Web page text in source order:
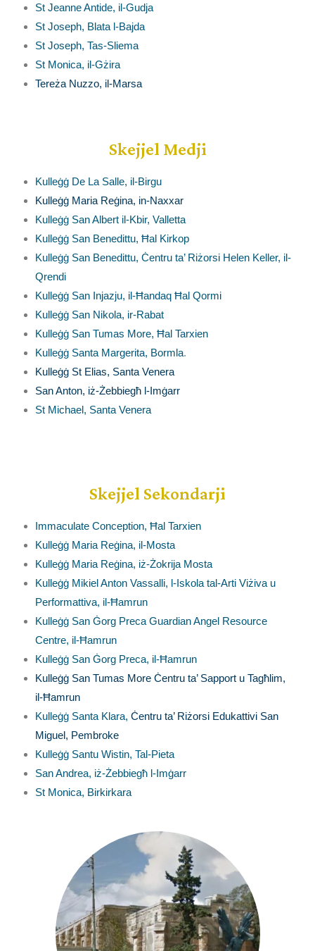
St Jeanne Antide, il-Gudja
St Joseph, Blata l-Bajda
St Joseph, Tas-Sliema
St Monica, il-Gżira
Tereża Nuzzo, il-Marsa
Skejjel Medji
Kulleġġ De La Salle, il-Birgu
Kulleġġ Maria Reġina, in-Naxxar
Kulleġġ San Albert il-Kbir, Valletta
Kulleġġ San Benedittu, Ħal Kirkop
Kulleġġ San Benedittu, Ċentru ta’ Riżorsi Helen Keller, il-
Qrendi
Kulleġġ San Injazju, il-Ħandaq Ħal Qormi
Kulleġġ San Nikola, ir-Rabat
Kulleġġ San Tumas More, Ħal Tarxien
Kulleġġ Santa Margerita, Bormla.
Kulleġġ St Elias, Santa Venera
San Anton, iż-Żebbiegħ l-Imġarr
St Michael, Santa Venera
Skejjel Sekondarji
Immaculate Conception, Ħal Tarxien
Kulleġġ Maria Reġina, il-Mosta
Kulleġġ Maria Reġina, iż-Żokrija Mosta
Kulleġġ Mikiel Anton Vassalli, l-Iskola tal-Arti Viżiva u
Performattiva, il-Ħamrun
Kulleġġ San Ġorg Preca Guardian Angel Resource
Centre, il-Ħamrun
Kulleġġ San Ġorg Preca, il-Ħamrun
Kulleġġ San Tumas More Ċentru ta’ Sapport u Tagħlim,
il-Ħamrun
Kulleġġ Santa Klara, Ċentru ta’ Riżorsi Edukattivi San
Miguel, Pembroke
Kulleġġ Santu Wistin, Tal-Pieta
San Andrea, iż-Żebbiegħ l-Imġarr
St Monica, Birkirkara